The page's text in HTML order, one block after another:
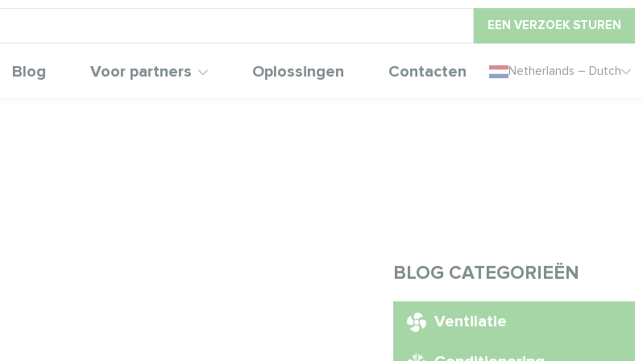
EEN VERZOEK STUREN
Blog Voor partners Oplossingen Contacten Netherlands – Dutch
BLOG CATEGORIEËN
Ventilatie